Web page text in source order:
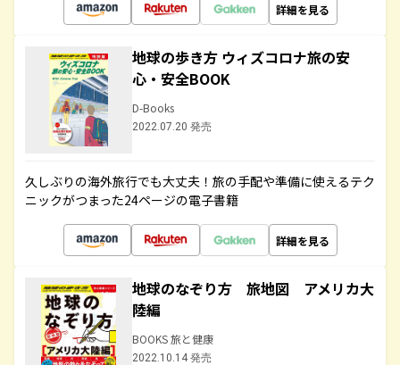
詳細を見る
地球の歩き方 ウィズコロナ旅の安
心・安全BOOK
D-Books
2022.07.20 発売
久しぶりの海外旅行でも大丈夫！旅の手配や準備に使えるテク
ニックがつまった24ページの電子書籍
詳細を見る
地球のなぞり方 旅地図 アメリカ大
陸編
BOOKS 旅と健康
2022.10.14 発売